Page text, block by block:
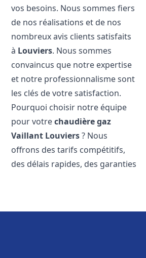
vos besoins. Nous sommes fiers
de nos réalisations et de nos
nombreux avis clients satisfaits
à Louviers. Nous sommes
convaincus que notre expertise
et notre professionnalisme sont
les clés de votre satisfaction.
Pourquoi choisir notre équipe
pour votrechaudière gaz
Vaillant Louviers? Nous
offrons des tarifs compétitifs,
des délais rapides, des garanties